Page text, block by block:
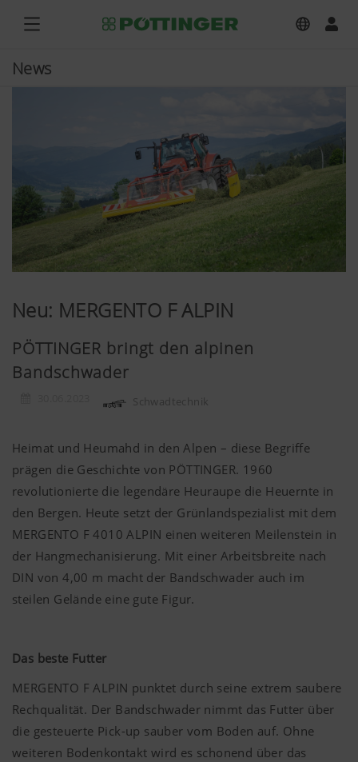
News
Neu: MERGENTO F ALPIN
PÖTTINGER bringt den alpinen
Bandschwader
Schwadtechnik
Heimat und Heumahd in den Alpen – diese Begriffe
prägen die Geschichte von PÖTTINGER. 1960
revolutionierte die legendäre Heuraupe die Heuernte in
den Bergen. Heute setzt der Grünlandspezialist mit dem
MERGENTO F 4010 ALPIN einen weiteren Meilenstein in
der Hangmechanisierung. Mit einer Arbeitsbreite nach
DIN von 4,00 m macht der Bandschwader auch im
steilen Gelände eine gute Figur.
Das beste Futter
MERGENTO F ALPIN punktet durch seine extrem saubere
Rechqualität. Der Bandschwader nimmt das Futter über
die gesteuerte Pick-up sauber vom Boden auf. Ohne
weiteren Bodenkontakt wird es schonend über das